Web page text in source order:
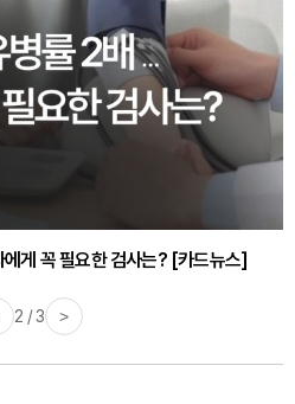
게 꼭 필요한 검사는? [카드뉴스]
2 / 3 >